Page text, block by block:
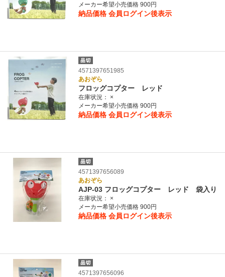
メーカー希望小売価格 900円
納品価格 会員ログイン後表示
4571397651985
あおぞら
フロッグコプター レッド
在庫状況：
×
メーカー希望小売価格 900円
納品価格 会員ログイン後表示
4571397656089
あおぞら
AJP-03 フロッグコプター レッド 袋入り
在庫状況：
×
メーカー希望小売価格 900円
納品価格 会員ログイン後表示
4571397656096